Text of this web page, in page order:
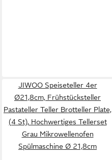
JIWOO Speiseteller 4er
Ø21,8cm, Frühstücksteller
Pastateller Teller Brotteller Plate,
(4 St), Hochwertiges Tellerset
Grau Mikrowellenofen
Spülmaschine Ø 21,8cm